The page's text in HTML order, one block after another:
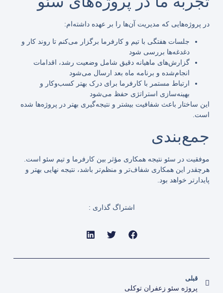
در پروژه‌هایی که مدیریت آن‌ها را بر عهده داشته‌ام:
جلسات هفتگی با تیم و کارفرما برگزار می‌کنم تا روند کار و
دغدغه‌ها بررسی شود
گزارش‌های ماهیانه دقیق شامل وضعیت رشد، اقدامات
انجام‌شده و برنامه ماه بعد ارسال می‌شود
ارتباط مستمر با کارفرما برای درک بهتر کسب‌وکار و
بهینه‌سازی استراتژی حفظ می‌شود
این ساختار باعث شفافیت بیشتر و نتیجه‌گیری بهتر در پروژه‌ها شده
است.
جمع‌بندی
موفقیت در سئو نتیجه همکاری مؤثر بین کارفرما و تیم سئو است.
هرچقدر این همکاری شفاف‌تر و منظم‌تر باشد، نتیجه نهایی بهتر و
پایدارتر خواهد بود.
اشتراگ گذاری :
قبلی
پروژه سئو زعفران توکلی